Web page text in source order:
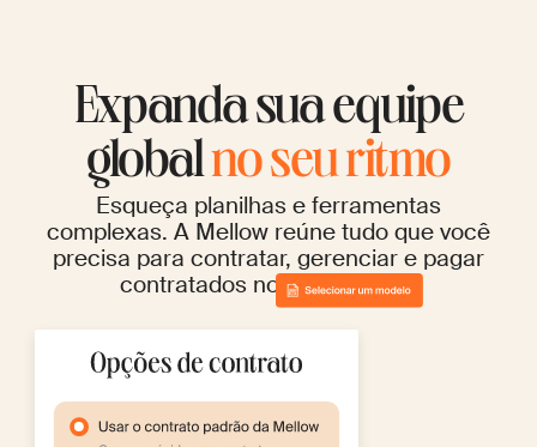
Expanda sua equipe
globalno seu ritmo
Esqueça planilhas e ferramentas
complexas. A Mellow reúne tudo que você
precisa para contratar, gerenciar e pagar
contratados no mundo todo.